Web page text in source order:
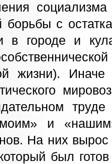
с
в городе и
жизни). Иначе
труде
и
На них вырос
был